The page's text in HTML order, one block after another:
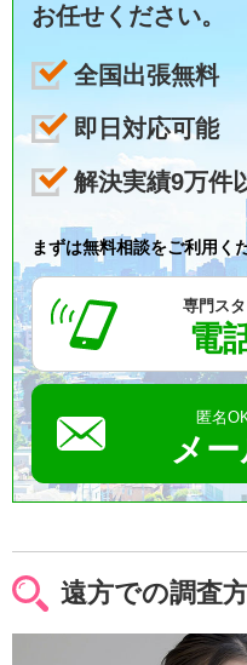
お任せください。
全国出張無料
即日対応可能
解決実績9万件
まずは無料相談をご利用く
専門ス
電
匿名
メ
遠方での調査